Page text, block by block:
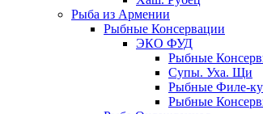
Рыба из Армении
Рыбные Консервации
ЭКО ФУД
Рыбные
Супы. Уха. Щи
Рыбные Филе-
Рыбные